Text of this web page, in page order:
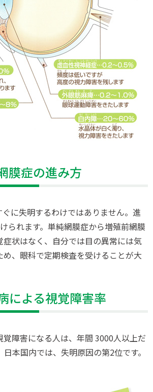
膜症の進み方
に失明するわけではありません。進
られます。単純網膜症から増殖前網膜
状はなく、自分では目の異常には気
、眼科で定期検査を受けることが大
による視覚障害率
障害になる人は、年間 3000人以上だ
日本国内では、失明原因の第2位です。